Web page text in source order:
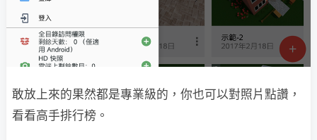
敢放上來的果然都是專業級的，你也可以對照片點讚，
看看高手排行榜。